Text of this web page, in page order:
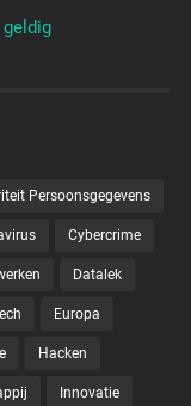
Persoonsgegevens
Cybercrime
Datalek
Europa
Hacken
Innovatie